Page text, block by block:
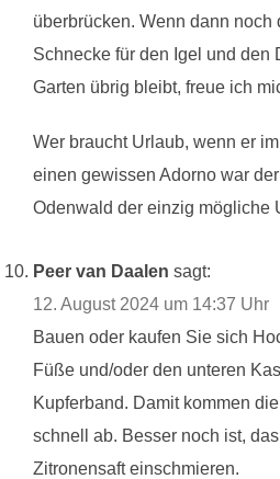
überbrücken. Wenn dann noch
Schnecke für den Igel und den
Garten übrig bleibt, freue ich
Wer braucht Urlaub, wenn er
einen gewissen Adorno war
Odenwald der einzig mögliche
Peer van Daalen sagt:
12. August 2024 um 14:37 Uhr
Bauen oder kaufen Sie sich
Füße und/oder den unteren
Kupferband. Damit kommen
schnell ab. Besser noch ist,
Zitronensaft einschmieren.